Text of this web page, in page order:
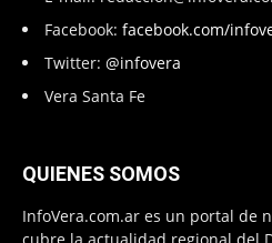
Facebook: facebook.com/
Twitter: @infovera
Vera Santa Fe
QUIENES SOMOS
InfoVera.com.ar es un portal de
cubre la actualidad regional del